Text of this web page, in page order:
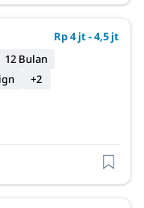
Rp 4 jt - 4,5 jt
12 Bulan
+2